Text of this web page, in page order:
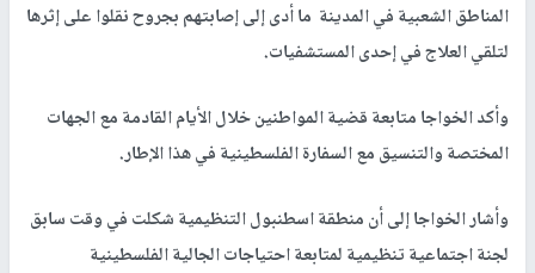
المناطق الشعبية في المدينة ما أدى إلى إصابتهم بجروح نقلوا على إثرها
لتلقي العلاج في إحدى المستشفيات.
وأكد الخواجا متابعة قضية المواطنين خلال الأيام القادمة مع الجهات
المختصة والتنسيق مع السفارة الفلسطينية في هذا الإطار.
وأشار الخواجا إلى أن منطقة اسطنبول التنظيمية شكلت في وقت سابق
لجنة اجتماعية تنظيمية لمتابعة احتياجات الجالية الفلسطينية